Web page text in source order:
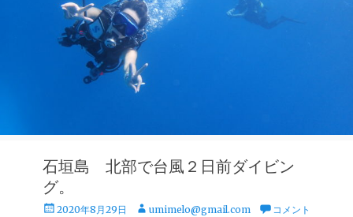
石垣島 北部で台風２日前ダイビン
グ。
投 2020年8月29日
投 umimelo@gmail.com
コメント